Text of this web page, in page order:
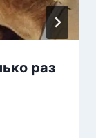
раз